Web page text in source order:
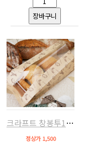
크라프트 창봉투10장(쿠키봉투)
정상가 1,500